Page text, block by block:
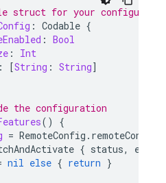
struct for your
: Codable {
: Bool
:
Int
: [String : String]
the configuration
()
{
= RemoteConfig . remoteConfig
{ status,
error
nil else { return }